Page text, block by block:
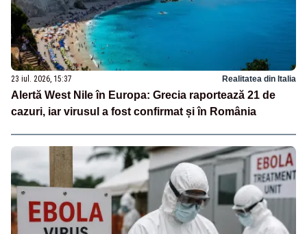
23 iul. 2026, 15:37 Realitatea din Italia
Alertă West Nile în Europa: Grecia raportează 21 de
cazuri, iar virusul a fost confirmat și în România